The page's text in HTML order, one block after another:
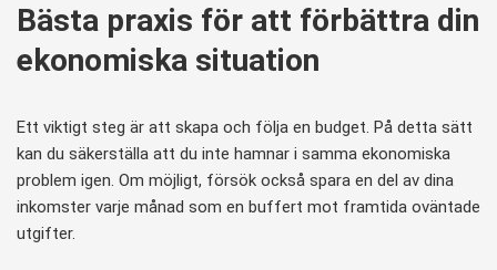
Bästa praxis för att förbättra din
ekonomiska situation
Ett viktigt steg är att skapa och följa en budget. På detta sätt
kan du säkerställa att du inte hamnar i samma ekonomiska
problem igen. Om möjligt, försök också spara en del av dina
inkomster varje månad som en buffert mot framtida oväntade
utgifter.